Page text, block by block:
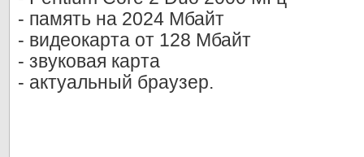
- память на 2024 Мбайт
- видеокарта от 128 Мбайт
- звуковая карта
- актуальный браузер.